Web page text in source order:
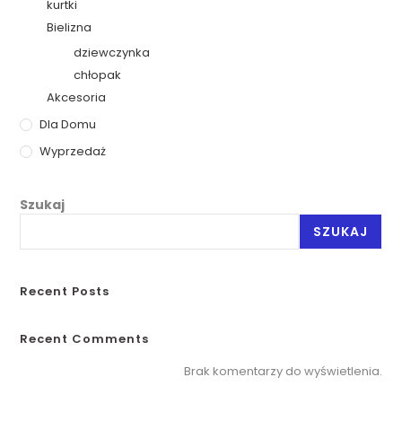
kurtki
Bielizna
dziewczynka
chłopak
Akcesoria
Dla Domu
Wyprzedaż
Szukaj
SZUKAJ
Recent Posts
Recent Comments
Brak komentarzy do wyświetlenia.